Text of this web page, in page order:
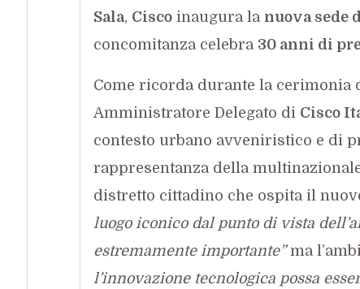
Sala, Ciscoinaugura la nuova sede
concomitanza celebra 30 anni di
Come ricorda durante la cerimonia
Amministratore Delegato di Cisco
contesto urbano avveniristico e di
rappresentanza della
distretto cittadino che ospita il
luogo iconico dal punto di vista
estremamente importante”ma
l’innovazione tecnologica possa